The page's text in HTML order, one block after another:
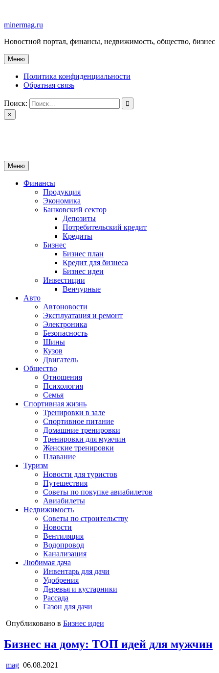
содержимому
minermag.ru
Новостной портал, финансы, недвижимость, общество, бизнес
Меню
Политика конфиденциальности
Обратная связь
Поиск:
×
Меню
Финансы
Продукция
Экономика
Банковский сектор
Депозиты
Потребительский кредит
Кредиты
Бизнес
Бизнес план
Кредит для бизнеса
Бизнес идеи
Инвестиции
Венчурные
Авто
Автоновости
Эксплуатация и ремонт
Электроника
Безопасность
Шины
Кузов
Двигатель
Общество
Отношения
Психология
Семья
Спортивная жизнь
Тренировки в зале
Спортивное питание
Домашние тренировки
Тренировки для мужчин
Женские тренировки
Плавание
Туризм
Новости для туристов
Путешествия
Советы по покупке авиабилетов
Авиабилеты
Недвижимость
Советы по строительству
Новости
Вентиляция
Водопровод
Канализация
Любимая дача
Инвентарь для дачи
Удобрения
Деревья и кустарники
Рассада
Газон для дачи
Опубликовано в Бизнес идеи
Бизнес на дому: ТОП идей для мужчин
mag 06.08.2021